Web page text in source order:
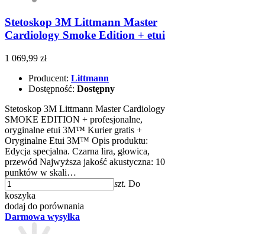
Stetoskop 3M Littmann Master
Cardiology Smoke Edition + etui
1 069,99 zł
Producent: Littmann
Dostępność: Dostępny
Stetoskop 3M Littmann Master Cardiology
SMOKE EDITION + profesjonalne,
oryginalne etui 3M™ Kurier gratis +
Oryginalne Etui 3M™ Opis produktu:
Edycja specjalna. Czarna lira, głowica,
przewód Najwyższa jakość akustyczna: 10
punktów w skali…
szt. Do
koszyka
dodaj do porównania
Darmowa wysyłka